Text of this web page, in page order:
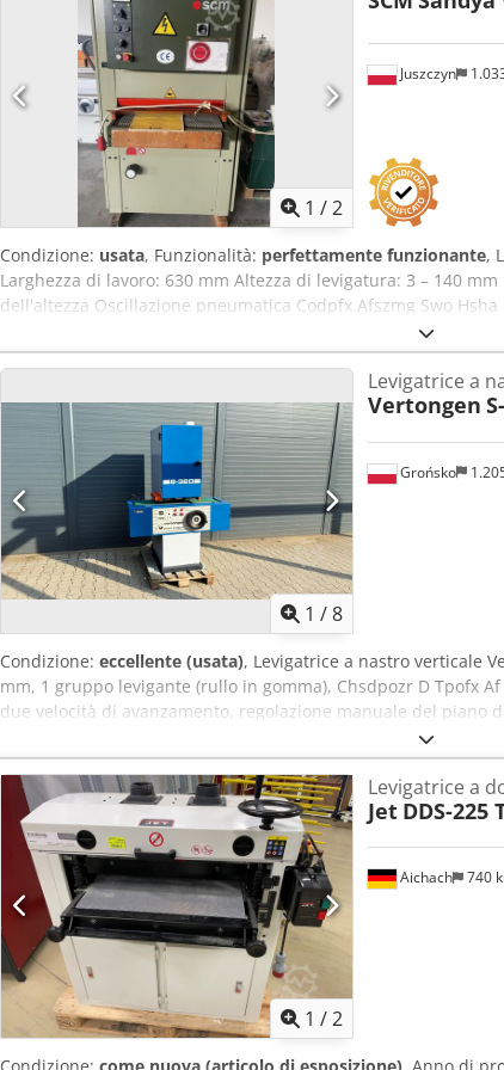
diametro del raccordo di aspirazione: 2x160 mm - dimensioni
1650x1060x1970 mm - peso: 972 kg VANTAGGI -
condizioni molto buone - levigatrice usata Prezzo netto: 20900
cambio 4,2 EUR (I prezzi possono variare in caso di forti
1 /2
Juszczyn
Condizione: usata, Funzionalità: perfettamente funzionante,
Larghezza di lavoro: 630 mm Altezza di levigatura: 3 – 140
dell'altezza Oscillazione pneumatica Codpfx Afszmg Swo
1 /8
Grońsko
Levigatrice a
Vertongen
Condizione: eccellente (usata), Levigatrice a nastro verticale
mm, 1 gruppo levigante (rullo in gomma), Chsdpozr D Tpofx
due velocità di avanzamento, regolazione manuale del piano
1 /2
Aichach 740
Levigatrice a
Jet DDS-225
Condizione: come nuova (articolo di esposizione) , Anno di